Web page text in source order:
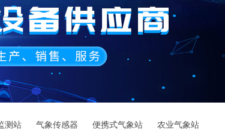
测站 气象传感器 便携式气象站 农业气象站